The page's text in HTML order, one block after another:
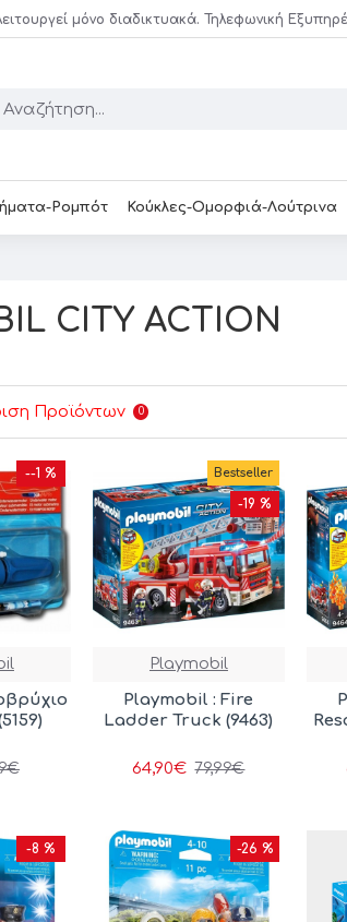
μόνο διαδικτυακά. Τηλεφωνική
Ρομπότ Κούκλες-Ομορφιά-Λούτρινα
CITY ACTION
Προϊόντων 0
--1 % Bestseller
-19 %
Playmobil
Playmobil : Fire
Ladder Truck (9463)
64,90€ 79,99€
-8 % -26 %